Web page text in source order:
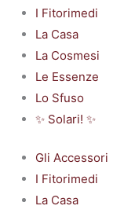
I Fitorimedi
La Casa
La Cosmesi
Le Essenze
Lo Sfuso
✨ Solari! ✨
Gli Accessori
I Fitorimedi
La Casa